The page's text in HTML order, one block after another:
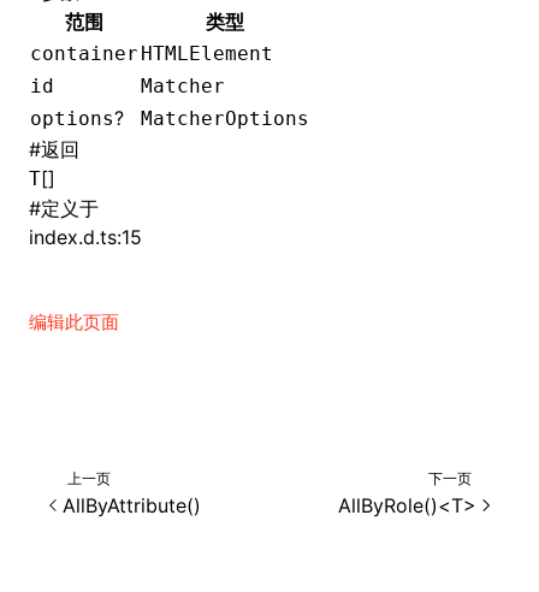
范围
类型
container HTMLElement
id
Matcher
options? MatcherOptions
#返回
T[]
#定义于
index.d.ts:15
编辑此页面
上一页
AllByAttribute()
下一页
AllByRole()<T>